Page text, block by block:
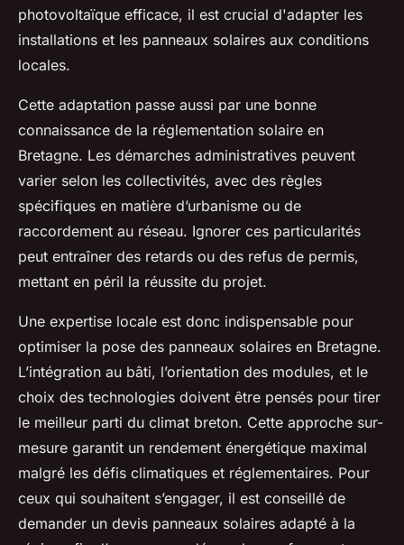
photovoltaïque efficace, il est crucial d'adapter les
installations et les panneaux solaires aux conditions
locales.
Cette adaptation passe aussi par une bonne
connaissance de la réglementation solaire en
Bretagne. Les démarches administratives peuvent
varier selon les collectivités, avec des règles
spécifiques en matière d’urbanisme ou de
raccordement au réseau. Ignorer ces particularités
peut entraîner des retards ou des refus de permis,
mettant en péril la réussite du projet.
Une expertise locale est donc indispensable pour
optimiser la pose des panneaux solaires en Bretagne.
L’intégration au bâti, l’orientation des modules, et le
choix des technologies doivent être pensés pour tirer
le meilleur parti du climat breton. Cette approche sur-
mesure garantit un rendement énergétique maximal
malgré les défis climatiques et réglementaires. Pour
ceux qui souhaitent s’engager, il est conseillé de
demander un devis panneaux solaires adapté à la